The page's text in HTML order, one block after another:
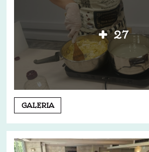
27
Dzień
3,
9.07.2025:
GALERIA